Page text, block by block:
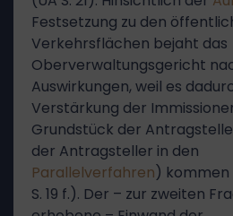
Festsetzung zu den
Verkehrsflächen bejaht das
Oberverwaltungsgericht
Auswirkungen, weil es
Verstärkung der
Grundstück der
der Antragsteller in den
Parallelverfahren) kommen
S. 19 f.). Der – zur zweiten